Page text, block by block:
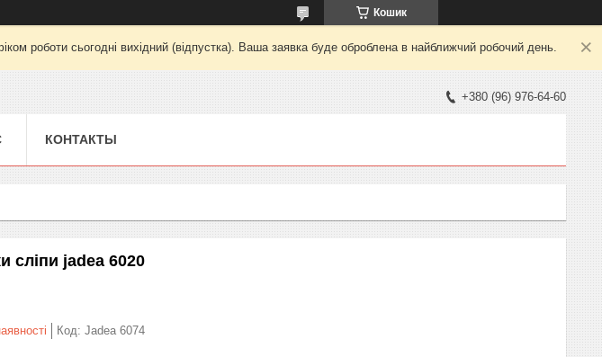
Кошик
роботи сьогодні вихідний (відпустка). Ваша заявка буде оброблена в найближчий робочий день.
+380 (96) 976-64-60
КОНТАКТЫ
сліпи jadea 6020
Код: Jadea 6074